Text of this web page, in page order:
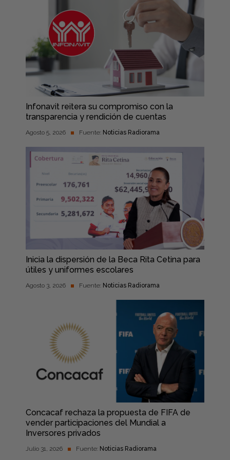
Infonavit reitera su compromiso con la
transparencia y rendición de cuentas
Agosto 5, 2026 Fuente: Noticias Radiorama
Inicia la dispersión de la Beca Rita Cetina para
útiles y uniformes escolares
Agosto 3, 2026 Fuente: Noticias Radiorama
Concacaf rechaza la propuesta de FIFA de
vender participaciones del Mundial a
Inversores privados
Julio 31, 2026 Fuente: Noticias Radiorama